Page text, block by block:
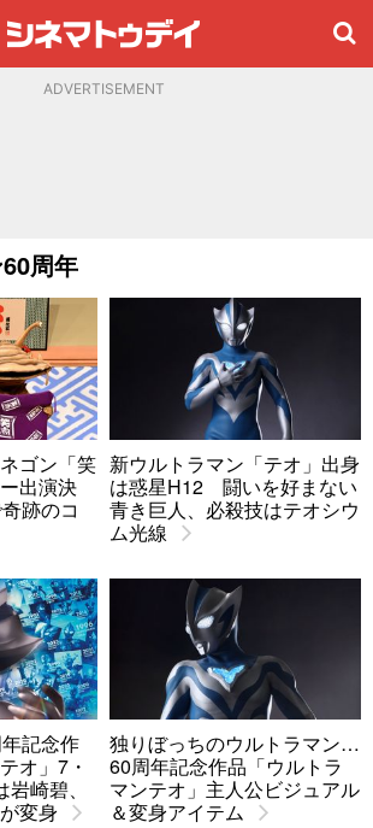
ADVERTISEMENT
周年
ゴン「笑
出演決
跡のコ
新ウルトラマン「テオ」出身
は惑星H12 闘いを好まない
青き巨人、必殺技はテオシウ
ム光線
記念作
オ」7・
崎碧、
変身
独りぼっちのウルトラマン…
60周年記念作品「ウルトラ
マンテオ」主人公ビジュアル
＆変身アイテム